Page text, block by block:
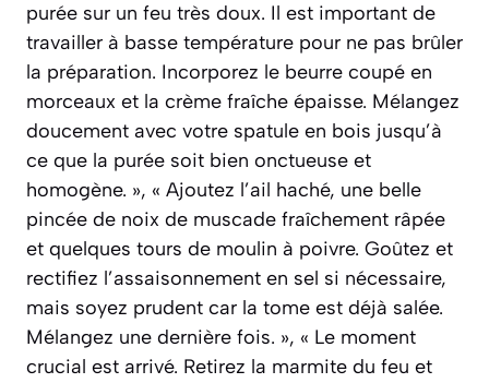
purée sur un feu très doux. Il est important de
travailler à basse température pour ne pas brûler
la préparation. Incorporez le beurre coupé en
morceaux et la crème fraîche épaisse. Mélangez
doucement avec votre spatule en bois jusqu’à
ce que la purée soit bien onctueuse et
homogène. », « Ajoutez l’ail haché, une belle
pincée de noix de muscade fraîchement râpée
et quelques tours de moulin à poivre. Goûtez et
rectifiez l’assaisonnement en sel si nécessaire,
mais soyez prudent car la tome est déjà salée.
Mélangez une dernière fois. », « Le moment
crucial est arrivé. Retirez la marmite du feu et